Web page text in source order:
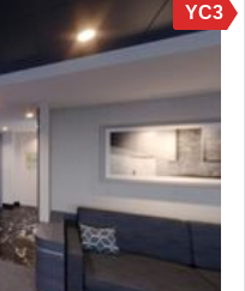
YC3